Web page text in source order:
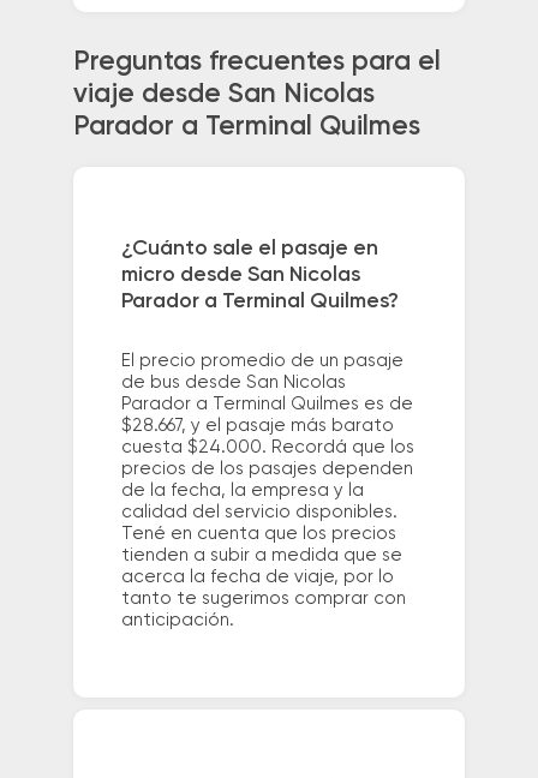
Preguntas frecuentes para el
viaje desde San Nicolas
Parador a Terminal Quilmes
¿Cuánto sale el pasaje en
micro desde San Nicolas
Parador a Terminal Quilmes?
El precio promedio de un pasaje
de bus desde San Nicolas
Parador a Terminal Quilmes es de
$28.667, y el pasaje más barato
cuesta $24.000. Recordá que los
precios de los pasajes dependen
de la fecha, la empresa y la
calidad del servicio disponibles.
Tené en cuenta que los precios
tienden a subir a medida que se
acerca la fecha de viaje, por lo
tanto te sugerimos comprar con
anticipación.